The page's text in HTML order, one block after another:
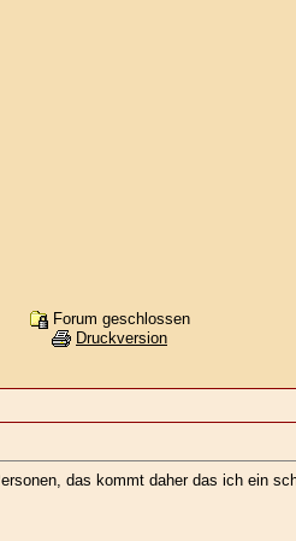
Forum geschlossen
Druckversion
das kommt daher das ich ein